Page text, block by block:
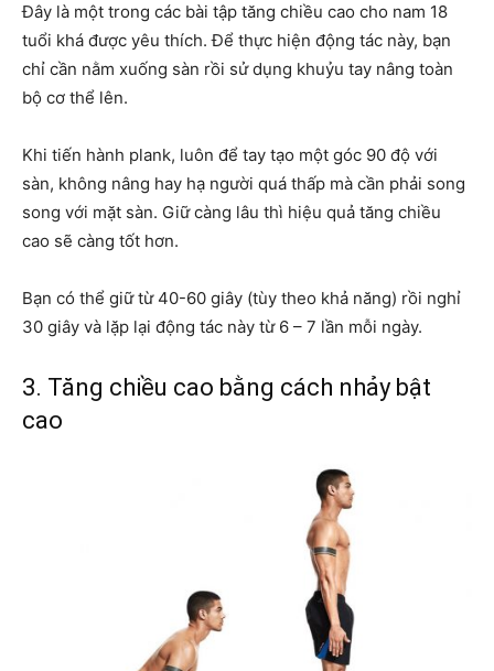
Đây là một trong các bài tập tăng chiều cao cho nam 18
tuổi khá được yêu thích. Để thực hiện động tác này, bạn
chỉ cần nằm xuống sàn rồi sử dụng khuỷu tay nâng toàn
bộ cơ thể lên.
Khi tiến hành plank, luôn để tay tạo một góc 90 độ với
sàn, không nâng hay hạ người quá thấp mà cần phải song
song với mặt sàn. Giữ càng lâu thì hiệu quả tăng chiều
cao sẽ càng tốt hơn.
Bạn có thể giữ từ 40-60 giây (tùy theo khả năng) rồi nghỉ
30 giây và lặp lại động tác này từ 6 – 7 lần mỗi ngày.
3. Tăng chiều cao bằng cách nhảy bật
cao